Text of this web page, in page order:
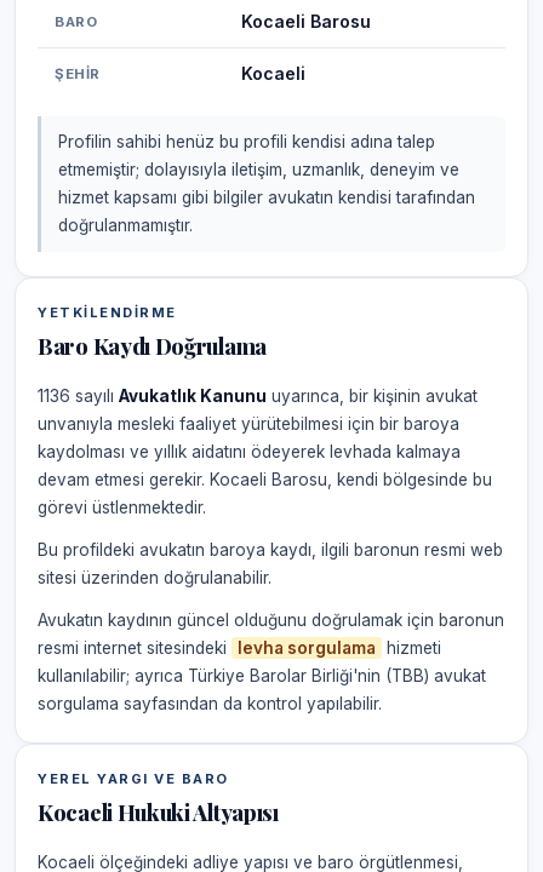
BARO Kocaeli Barosu
ŞEHIR Kocaeli
Profilin sahibi henüz bu profili kendisi adına talep
etmemiştir; dolayısıyla iletişim, uzmanlık, deneyim ve
hizmet kapsamı gibi bilgiler avukatın kendisi tarafından
doğrulanmamıştır.
YETKILENDIRME
Baro Kaydı Doğrulama
1136 sayılı Avukatlık Kanunu uyarınca, bir kişinin avukat
unvanıyla mesleki faaliyet yürütebilmesi için bir baroya
kaydolması ve yıllık aidatını ödeyerek levhada kalmaya
devam etmesi gerekir. Kocaeli Barosu, kendi bölgesinde bu
görevi üstlenmektedir.
Bu profildeki avukatın baroya kaydı, ilgili baronun resmi web
sitesi üzerinden doğrulanabilir.
Avukatın kaydının güncel olduğunu doğrulamak için baronun
resmi internet sitesindeki
levha sorgulama
hizmeti
kullanılabilir; ayrıca Türkiye Barolar Birliği'nin (TBB) avukat
sorgulama sayfasından da kontrol yapılabilir.
YEREL YARGI VE BARO
Kocaeli Hukuki Altyapısı
Kocaeli ölçeğindeki adliye yapısı ve baro örgütlenmesi,